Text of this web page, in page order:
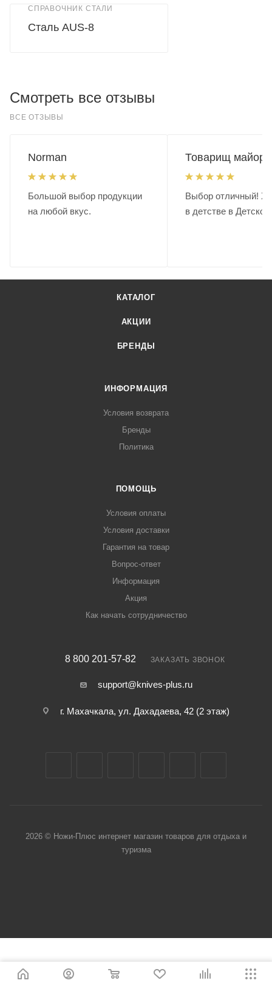
СПРАВОЧНИК СТАЛИ
Сталь AUS-8
Смотреть все отзывы
ВСЕ ОТЗЫВЫ
Norman
Большой выбор продукции
на любой вкус.
Товарищ майор.
Выбор отличный!
в детстве в
КАТАЛОГ
АКЦИИ
БРЕНДЫ
ИНФОРМАЦИЯ
Условия возврата
Бренды
Политика
ПОМОЩЬ
Условия оплаты
Условия доставки
Гарантия на товар
Вопрос-ответ
Информация
Акция
Как начать сотрудничество
8 800 201-57-82 ЗАКАЗАТЬ ЗВОНОК
support@knives-plus.ru
г. Махачкала, ул. Дахадаева, 42 (2 этаж)
2026 © Ножи-Плюс интернет магазин товаров для отдыха и
туризма